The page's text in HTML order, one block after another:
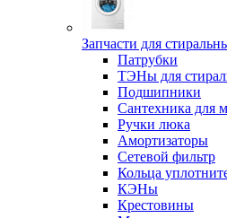
Запчасти для
Патрубки
ТЭНы для
Подшипники
Сантехника для
Ручки люка
Амортизаторы
Сетевой фильтр
Кольца
КЭНы
Крестовины